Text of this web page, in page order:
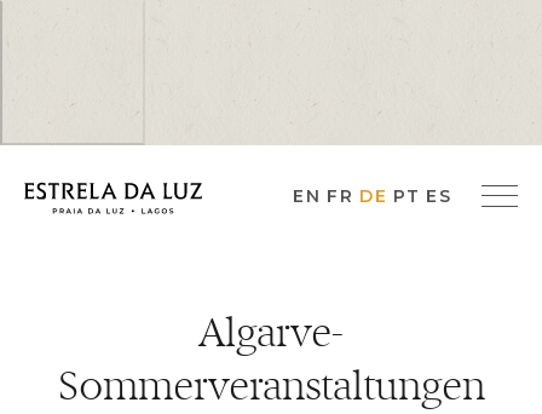
EN FR DE PT ES
Algarve-
Sommerveranstaltungen